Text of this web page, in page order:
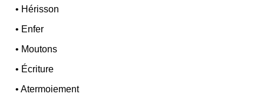
• Hérisson
• Enfer
• Moutons
• Écriture
•Atermoiement